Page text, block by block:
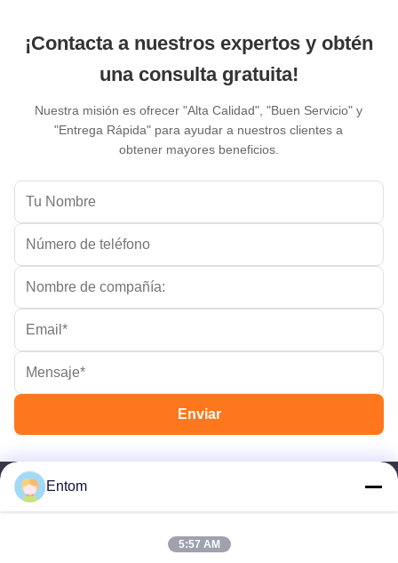
¡Contacta a nuestros expertos y obtén
una consulta gratuita!
Nuestra misión es ofrecer "Alta Calidad", "Buen Servicio" y
"Entrega Rápida" para ayudar a nuestros clientes a
obtener mayores beneficios.
Entom
5:57 AM